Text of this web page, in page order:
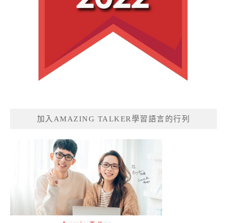
加入AMAZING TALKER學習語言的行列